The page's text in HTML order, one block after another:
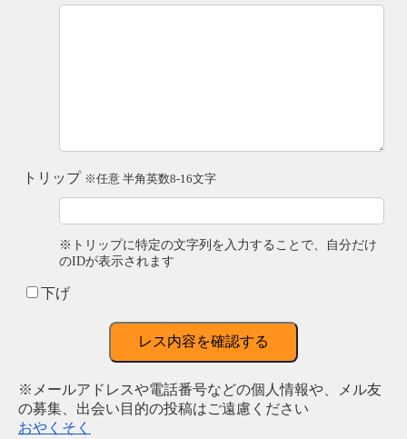
トリップ ※任意 半角英数8-16文字
※トリップに特定の文字列を入力することで、自分だけ
のIDが表示されます
下げ
レス内容を確認する
※メールアドレスや電話番号などの個人情報や、メル友
の募集、出会い目的の投稿はご遠慮ください
おやくそく